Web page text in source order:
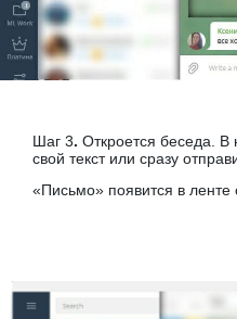
Шаг 3. Откроется беседа.
свой текст или сразу
«Письмо» появится в ленте